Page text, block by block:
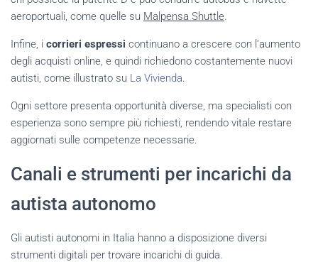
aeroportuali, come quelle su Malpensa Shuttle.
Infine, i corrieri espressi continuano a crescere con l’aumento
degli acquisti online, e quindi richiedono costantemente nuovi
autisti, come illustrato su La Vivienda.
Ogni settore presenta opportunità diverse, ma specialisti con
esperienza sono sempre più richiesti, rendendo vitale restare
aggiornati sulle competenze necessarie.
Canali e strumenti per incarichi da
autista autonomo
Gli autisti autonomi in Italia hanno a disposizione diversi
strumenti digitali per trovare incarichi di guida.